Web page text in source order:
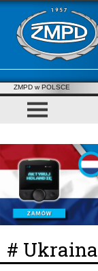
ZMPD w POLSCE
# Ukraina